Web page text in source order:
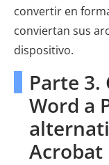
convertir en
conviertan sus
dispositivo.
Parte
Word a
Acrobat